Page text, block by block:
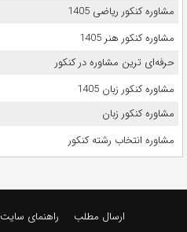
مشاوره کنکور ریاضی 1405
مشاوره کنکور هنر 1405
حرفه‌ای ترین مشاوره در کنکور
مشاوره کنکور زبان 1405
مشاوره کنکور زبان
مشاوره انتخاب رشته کنکور
ارسال مطلب راهنمای سایت